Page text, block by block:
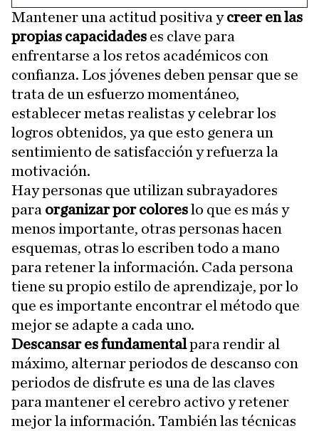
Mantener una actitud positiva ycreer en las
propias capacidades es clave para
enfrentarse a los retos académicos con
confianza. Los jóvenes deben pensar que se
trata de un esfuerzo momentáneo,
establecer metas realistas y celebrar los
logros obtenidos, ya que esto genera un
sentimiento de satisfacción y refuerza la
motivación.
Hay personas que utilizan subrayadores
para organizar por coloreslo que es más y
menos importante, otras personas hacen
esquemas, otras lo escriben todo a mano
para retener la información. Cada persona
tiene su propio estilo de aprendizaje, por lo
que es importante encontrar el método que
mejor se adapte a cada uno.
Descansar es fundamentalpara rendir al
máximo, alternar periodos de descanso con
periodos de disfrute es una de las claves
para mantener el cerebro activo y retener
mejor la información. También las técnicas